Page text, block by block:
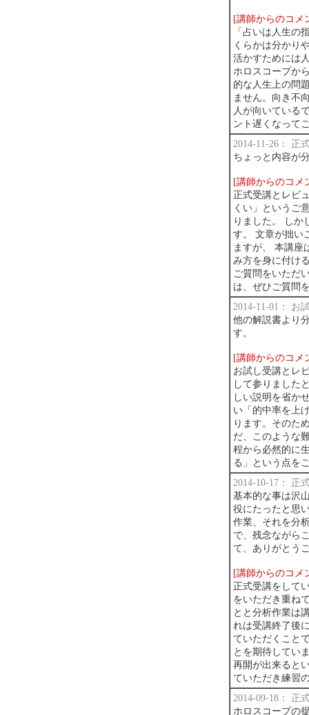
[講師からのコメ
「占いは人生の
くらかは分かり
活かすためには
ホロスコープか
的な人生上の問
ません。向き不
人が向いている
ント遅くなって
2014-11-26： 正
ちょっと内容が
[講師からのコメ
正式受講とレビ
くい」というご
りました。 しか
す。 文章が拙い
ますが、 本講座
み方を身に付け
ご質問をいただ
は、ぜひご質問
2014-11-01： お
他の解説書より
す。
[講師からのコメ
お試し受講とレ
して参りました
しい説明を省か
い「的中率を上
ります。そのた
だ、このような
程から必然的に
る」という点を
2014-10-17： 正
基本的な事は沢
役にたったと思
作業、それを分
で、残念ながら
て、ありがとう
[講師からのコメ
正式受講をして
をいただき重ね
とと分析作業は
れは受講終了後
ていただくこと
とを期待してい
再開が出来ると
ていただき練習
2014-09-18： 正
ホロスコープの